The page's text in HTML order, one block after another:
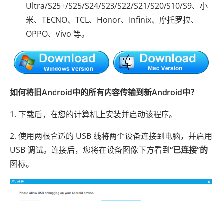
Ultra/S25+/S25/S24/S23/S22/S21/S20/S10/S9、小
米、TECNO、TCL、Honor、Infinix、摩托罗拉、
OPPO、Vivo 等。
如何将旧Android中的所有内容传输到新Android中？
1. 下载后，在您的计算机上安装并启动该程序。
2. 使用两根合适的 USB 线将两个设备连接到电脑，并启用
USB 调试。连接后，您将在设备图像下方看到“已连接”的
图标。